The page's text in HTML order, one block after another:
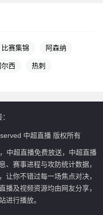
比赛集锦 阿森纳
尔西 热刺
中超直播 版权所有
中超直播免费放送，中超直播
、赛事进程与攻防统计数据，
让你不错过每一场焦点对决，
播及视频资源均由网友分享，
进行播放。